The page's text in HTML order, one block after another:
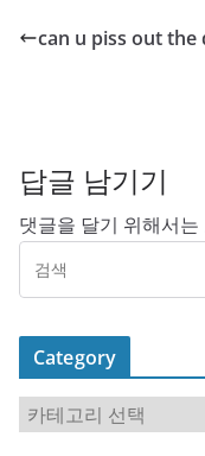
can u piss out the
답글 남기기
댓글을 달기 위해서는
Category
a